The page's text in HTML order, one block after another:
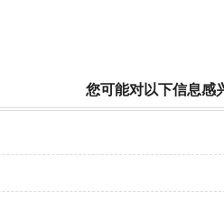
您可能对以下信息感